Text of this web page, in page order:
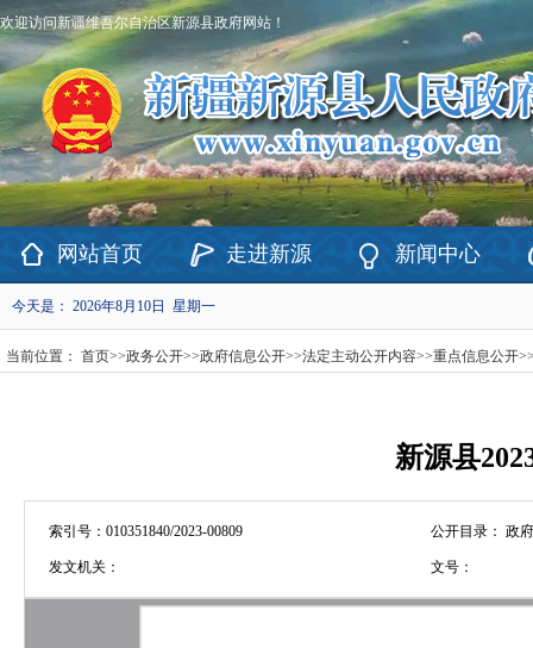
欢迎访问新疆维吾尔自治区新源县政府网站！
网站首页 走进新源 新闻中心
今天是： 2026年8月10日 星期一
当前位置： 首页>>政务公开>>政府信息公开>>法定主动公开内容>>重点信息公开
新源县
索引号： 010351840/2023-00809 公开目录： 政
发文机关： 文号：